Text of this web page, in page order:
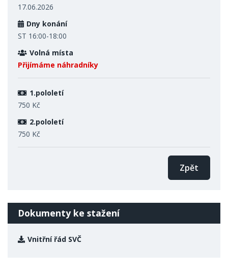
17.06.2026
Dny konání
ST 16:00-18:00
Volná místa
Přijímáme náhradníky
1.pololetí
750 Kč
2.pololetí
750 Kč
Zpět
Dokumenty ke stažení
Vnitřní řád SVČ